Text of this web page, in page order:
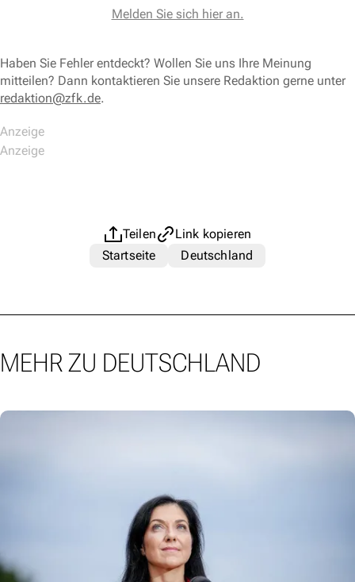
Melden Sie sich hier an.
Haben Sie Fehler entdeckt? Wollen Sie uns Ihre Meinung
mitteilen? Dann kontaktieren Sie unsere Redaktion gerne unter
redaktion@zfk.de.
Teilen
Link kopieren
Startseite
Deutschland
MEHR ZU DEUTSCHLAND